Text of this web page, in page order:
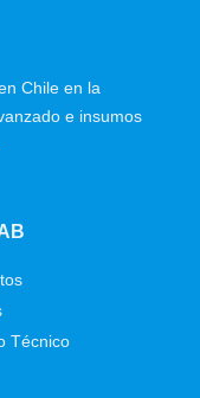
Chile en la
e insumos
Técnico